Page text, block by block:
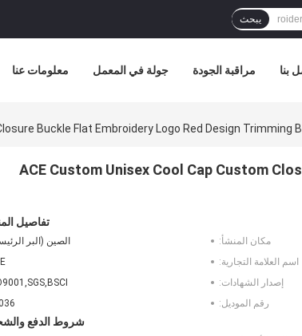
يبحث
معلومات عنا جولة في المعمل مراقبة الجودة بنا
Buckle Flat Embroidery Logo Red Design Trimming
ACE Custom Unisex Cool Cap Custom
تفاصيل
مكان المنشأ:
الصين (البر
اسم العلامة التجارية:
إصدار الشهادات:
رقم الموديل:
شروط الدفع